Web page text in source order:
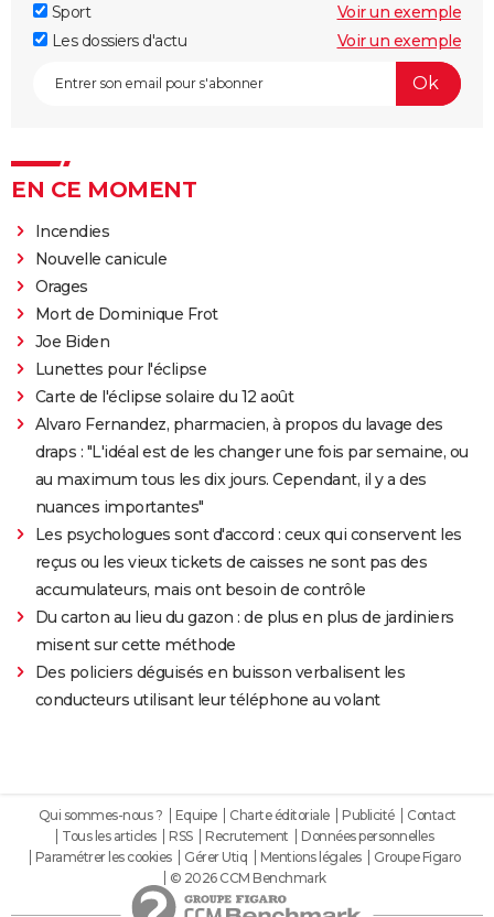
Sport
Voir un exemple
Les dossiers d'actu
Voir un exemple
EN CE MOMENT
Incendies
Nouvelle canicule
Orages
Mort de Dominique Frot
Joe Biden
Lunettes pour l'éclipse
Carte de l'éclipse solaire du 12 août
Alvaro Fernandez, pharmacien, à propos du lavage des
draps : "L'idéal est de les changer une fois par semaine, ou
au maximum tous les dix jours. Cependant, il y a des
nuances importantes"
Les psychologues sont d'accord : ceux qui conservent les
reçus ou les vieux tickets de caisses ne sont pas des
accumulateurs, mais ont besoin de contrôle
Du carton au lieu du gazon : de plus en plus de jardiniers
misent sur cette méthode
Des policiers déguisés en buisson verbalisent les
conducteurs utilisant leur téléphone au volant
Qui sommes-nous ? Equipe Charte éditoriale Publicité
Contact
Tous les articles
RSS Recrutement
Données personnelles
Paramétrer les cookies
Gérer Utiq Mentions légales
Groupe Figaro
© 2026 CCM Benchmark